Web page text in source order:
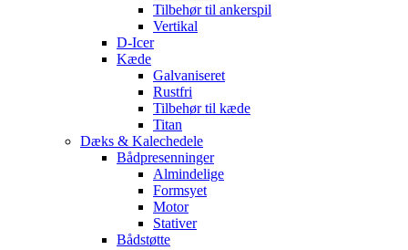
Tilbehør til ankerspil
Vertikal
D-Icer
Kæde
Galvaniseret
Rustfri
Tilbehør til kæde
Titan
Dæks & Kalechedele
Bådpresenninger
Almindelige
Formsyet
Motor
Stativer
Bådstøtte